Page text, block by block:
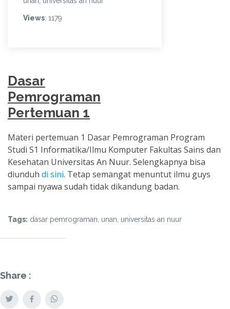
Views: 1179
Dasar
Pemrograman
Pertemuan 1
Materi pertemuan 1 Dasar Pemrograman Program
Studi S1 Informatika/Ilmu Komputer Fakultas Sains dan
Kesehatan Universitas An Nuur. Selengkapnya bisa
diunduh di sini. Tetap semangat menuntut ilmu guys
sampai nyawa sudah tidak dikandung badan.
Tags: dasar pemrograman, unan, universitas an nuur
Share :